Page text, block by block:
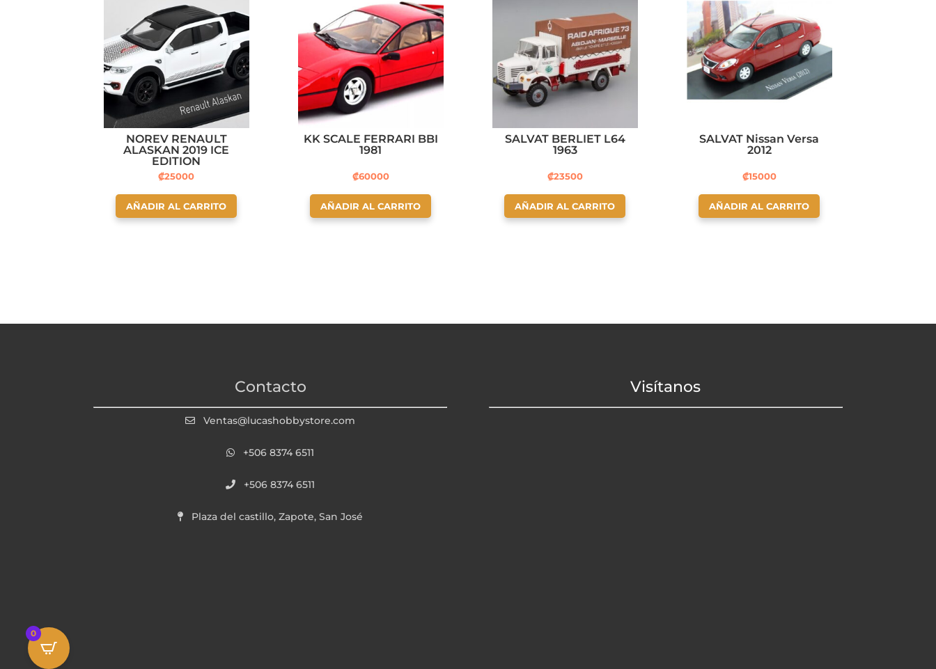
NOREV RENAULT
ALASKAN 2019 ICE
EDITION
₡25000
AÑADIR AL CARRITO
KK SCALE FERRARI BBI
1981
₡60000
AÑADIR AL CARRITO
SALVAT BERLIET L64
1963
₡23500
AÑADIR AL CARRITO
SALVAT Nissan Versa
2012
₡15000
AÑADIR AL CARRITO
Contacto
Ventas@lucashobbystore.com
+506 8374 6511
+506 8374 6511
Plaza del castillo, Zapote, San José
Visítanos
0